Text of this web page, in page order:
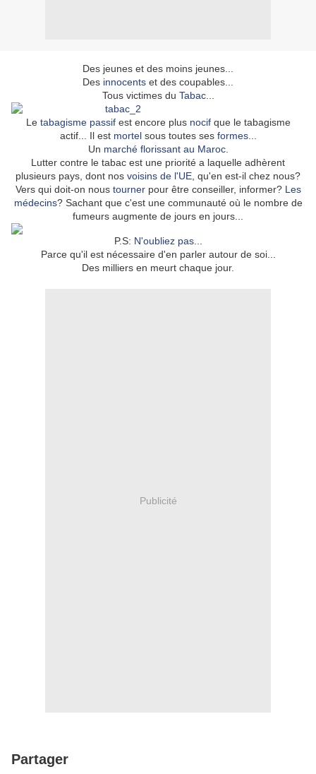
Des jeunes et des moins jeunes...
Des innocents et des coupables...
Tous victimes du Tabac...
Le tabagisme passif est encore plus nocifque le tabagisme
actif... Il est mortelsous toutes ses formes...
Un marché florissant au Maroc.
Lutter contre le tabac est une priorité a laquelle adhèrent
plusieurs pays, dont nos voisins de l'UE , qu'en est-il chez nous?
Vers qui doit-on noustourner pour être conseiller, informer? Les
médecins? Sachant que c'est une communauté où le nombre de
fumeurs augmente de jours en jours...
P.S: N'oubliez pas...
Parce qu'il est nécessaire d'en parler autour de soi...
Des milliers en meurt chaque jour.
Publicité
Partager